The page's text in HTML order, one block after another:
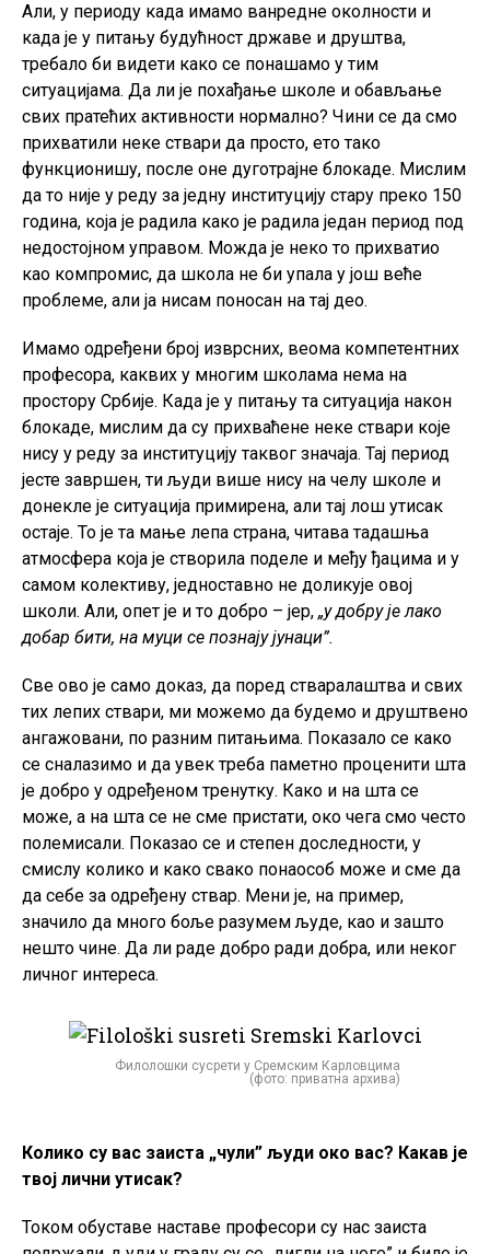
Али, у периоду када имамо ванредне околности и
када је у питању будућност државе и друштва,
требало би видети како се понашамо у тим
ситуацијама. Да ли је похађање школе и обављање
свих пратећих активности нормално? Чини се да смо
прихватили неке ствари да просто, ето тако
функционишу, после оне дуготрајне блокаде. Мислим
да то није у реду за једну институцију стару преко 150
година, која је радила како је радила један период под
недостојном управом. Можда је неко то прихватио
као компромис, да школа не би упала у још веће
проблеме, али ја нисам поносан на тај део.
Имамо одређени број изврсних, веома компетентних
професора, каквих у многим школама нема на
простору Србије. Када је у питању та ситуација након
блокаде, мислим да су прихваћене неке ствари које
нису у реду за институцију таквог значаја. Тај период
јесте завршен, ти људи више нису на челу школе и
донекле је ситуација примирена, али тај лош утисак
остаје. То је та мање лепа страна, читава тадашња
атмосфера која је створила поделе и међу ђацима и у
самом колективу, једноставно не доликује овој
школи. Али, опет је и то добро – јер, „у добру је лако
добар бити, на муци се познају јунаци”.
Све ово је само доказ, да поред стваралаштва и свих
тих лепих ствари, ми можемо да будемо и друштвено
ангажовани, по разним питањима. Показало се како
се сналазимо и да увек треба паметно проценити шта
је добро у одређеном тренутку. Како и на шта се
може, а на шта се не сме пристати, око чега смо често
полемисали. Показао се и степен доследности, у
смислу колико и како свако понаособ може и сме да
да себе за одређену ствар. Мени је, на пример,
значило да много боље разумем људе, као и зашто
нешто чине. Да ли раде добро ради добра, или неког
личног интереса.
Филолошки сусрети у Сремским Карловцима
(фото: приватна архива)
Колико су вас заиста „чули” људи око вас? Какав је
твој лични утисак?
Током обуставе наставе професори су нас заиста